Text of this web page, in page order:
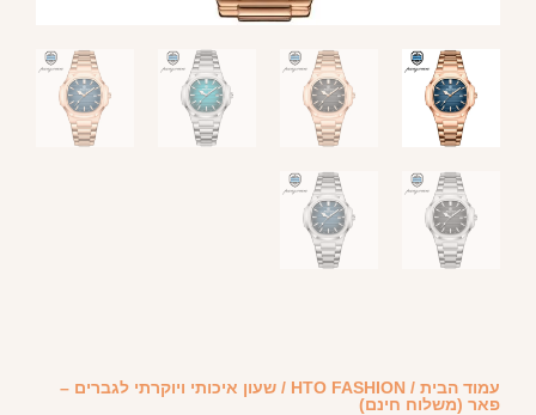
עמוד הבית /
HTO FASHION / שעון איכותי ויוקרתי לגברים –
פאר (משלוח חינם)